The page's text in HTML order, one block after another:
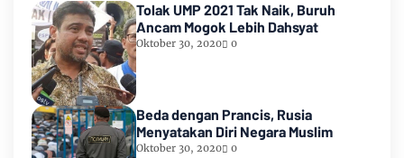
Tolak UMP 2021 Tak Naik, Buruh
Ancam Mogok Lebih Dahsyat
Oktober 30, 2020 0
Beda dengan Prancis, Rusia
Menyatakan Diri Negara Muslim
Oktober 30, 2020 0